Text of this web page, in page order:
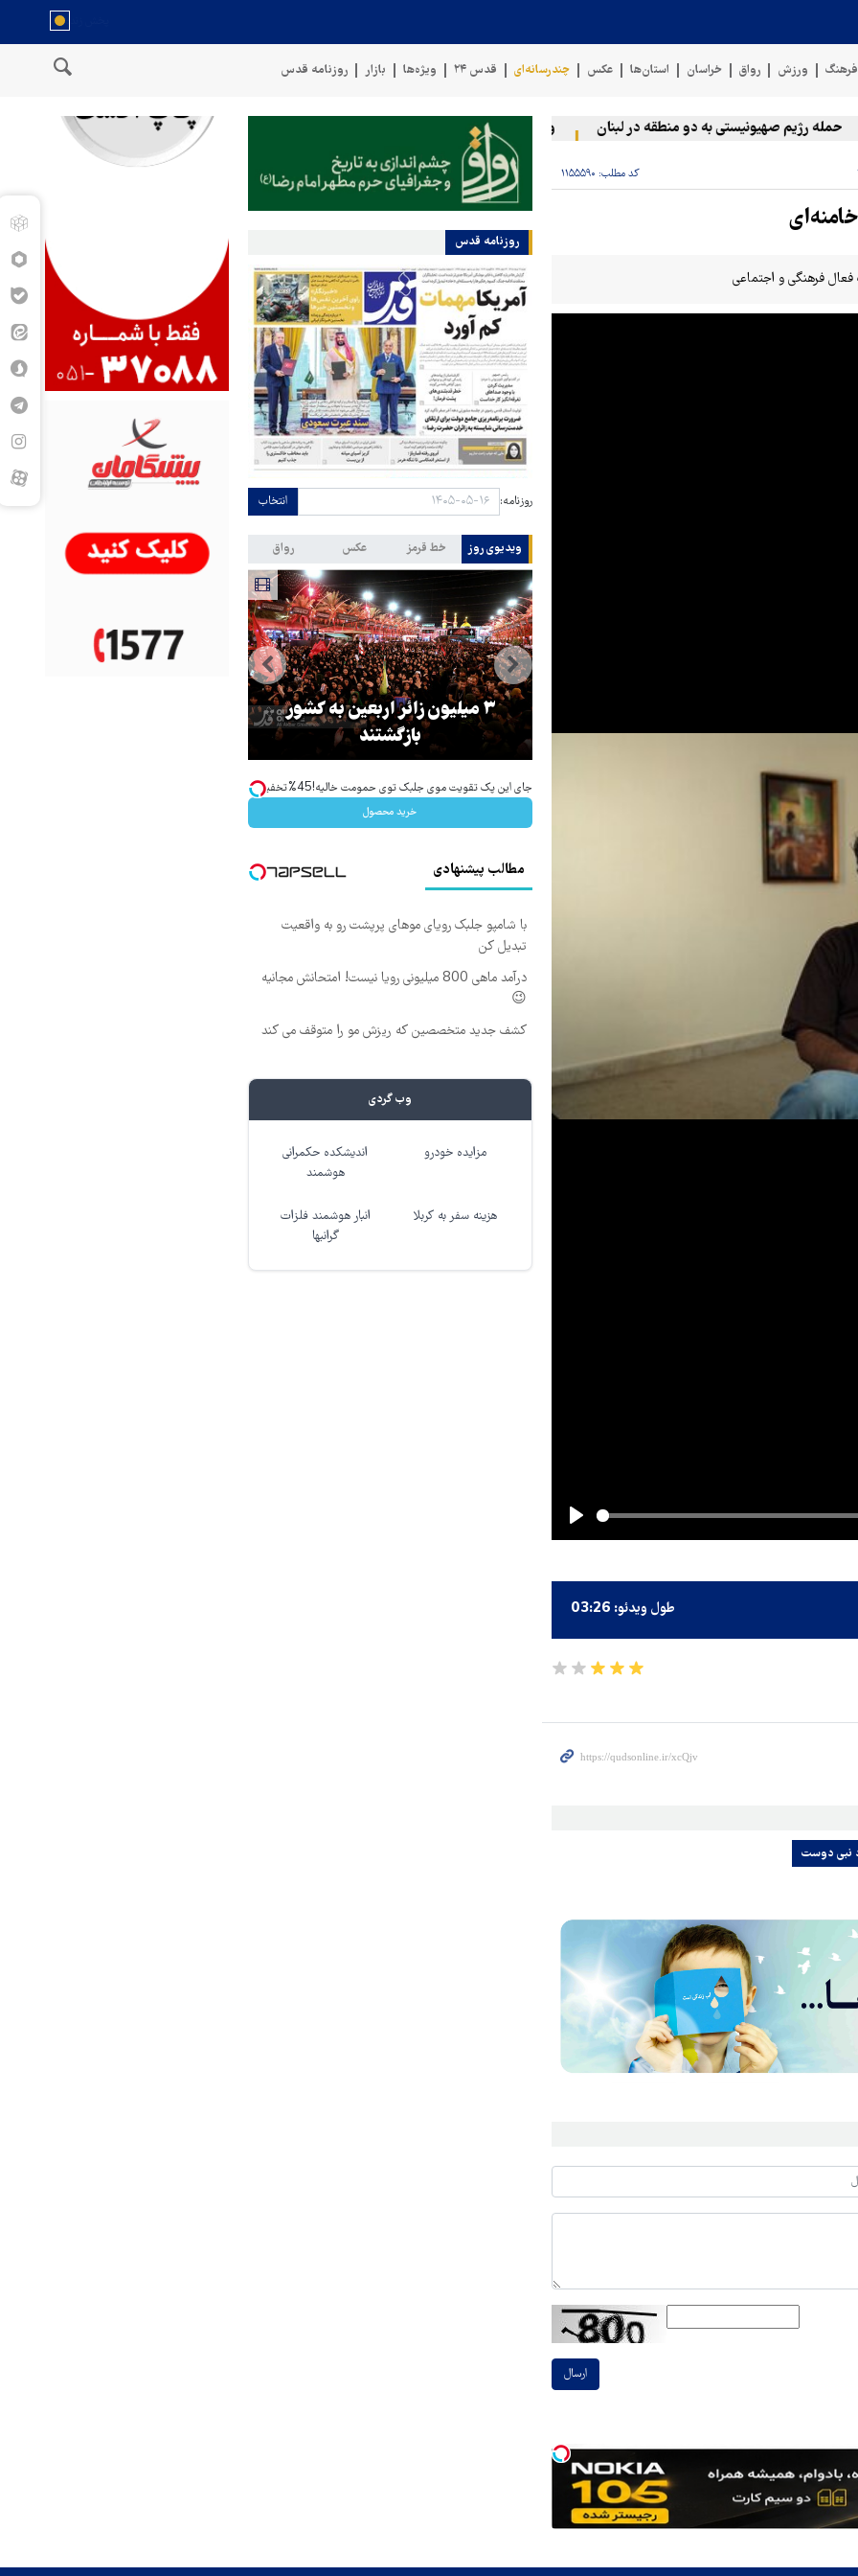
فرهنگ ورزش رواق خراسان استان‌ها عکس چندرسانه‌ای قدس ۲۴ ویژه‌ها بازار روزنامه قدس
حمله رژیم صهیونیستی به دو منطقه در لبنان وقوع حادثه دریایی در سواحل عمان سخنگوی نیروهای مسلح یمن: کشتی نفتی عربستان را با
کد مطلب: ۱۱۵۵۵۹۰
فرهنگی و اجتماعی
طول ویدئو: 03:26
نبی دوست
ارسال
روزنامه قدس
روزنامه: انتخاب
ویدیوی روز خط قرمز عکس رواق
جنگ‌طلبی است!
۳ میلیون زائر اربعین به کشور
بازگشتند
جای این پک تقویت موی جلبک توی حمومت خالیه!45%تخفیف
خرید محصول
مطالب پیشنهادی
با شامپو جلبک رویای موهای پرپشت رو به واقعیت
تبدیل کن
درآمد ماهی 800 میلیونی رویا نیست! امتحانش مجانیه
😉
کشف جدید متخصصین که ریزش مو را متوقف می کند
وب گردی
مزایده خودرو
اندیشکده حکمرانی
هوشمند
هزینه سفر به کربلا
انبار هوشمند فلزات
گرانبها